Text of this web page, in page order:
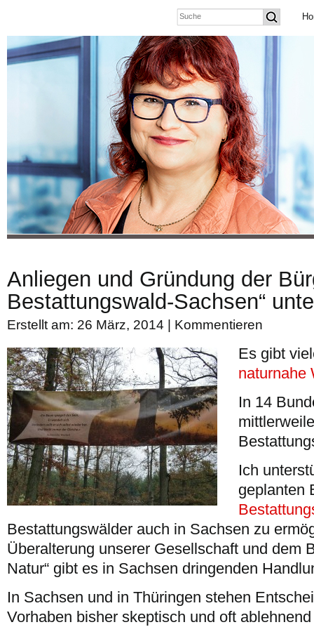
Anliegen und Gründung der
Bestattungswald-Sachsen“
Erstellt am: 26 März, 2014 | Kommentieren
Es gibt
naturnahe
In 14
Ich
geplanten
Bestattungswälder auch in Sachsen zu
Überalterung unserer Gesellschaft und dem
Natur“ gibt es in Sachsen dringenden
In Sachsen und in Thüringen stehen
Vorhaben bisher skeptisch und oft